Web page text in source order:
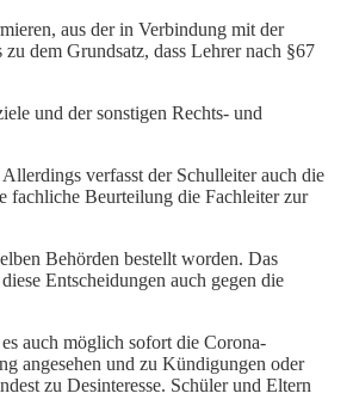
aus der in Verbindung mit der
dem Grundsatz, dass Lehrer nach §67
und der sonstigen Rechts- und
verfasst der Schulleiter auch die
fachliche Beurteilung die Fachleiter zur
Behörden bestellt worden. Das
Entscheidungen auch gegen die
auch möglich sofort die Corona-
angesehen und zu Kündigungen oder
zu Desinteresse. Schüler und Eltern